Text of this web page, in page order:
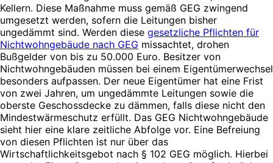
Kellern. Diese Maßnahme muss gemäß GEG zwingend
umgesetzt werden, sofern die Leitungen bisher
ungedämmt sind. Werden diese gesetzliche Pflichten für
Nichtwohngebäude nach GEG missachtet, drohen
Bußgelder von bis zu 50.000 Euro. Besitzer von
Nichtwohngebäuden müssen bei einem Eigentümerwechsel
besonders aufpassen. Der neue Eigentümer hat eine Frist
von zwei Jahren, um ungedämmte Leitungen sowie die
oberste Geschossdecke zu dämmen, falls diese nicht den
Mindestwärmeschutz erfüllt. Das GEG Nichtwohngebäude
sieht hier eine klare zeitliche Abfolge vor. Eine Befreiung
von diesen Pflichten ist nur über das
Wirtschaftlichkeitsgebot nach § 102 GEG möglich. Hierbei